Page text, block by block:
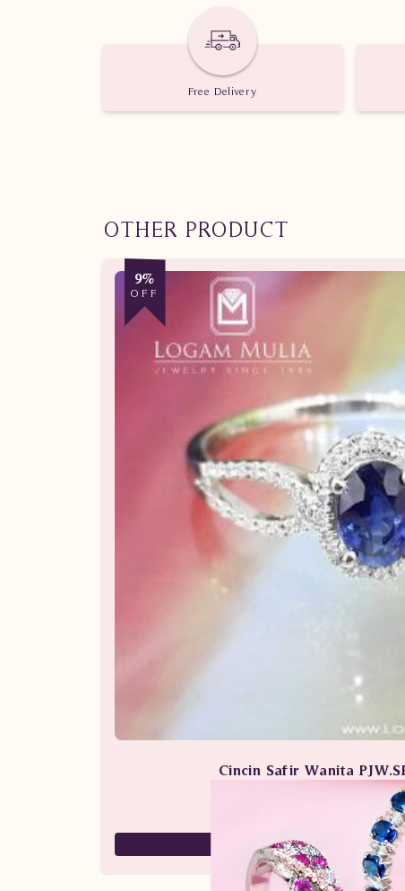
Free Delivery
OTHER PRODUCT
9%
OFF
Cincin Safir Wanita
Cincin Berlian / Cincin Berlian
13,600,000
12,250,000